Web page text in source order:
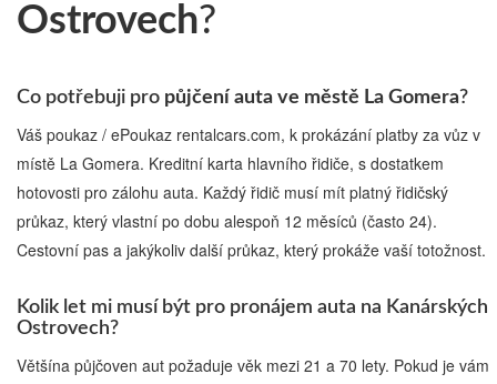
Ostrovech?
Co potřebuji pro půjčení auta ve městě La Gomera?
Váš poukaz / ePoukaz rentalcars.com, k prokázání platby za vůz v
místě La Gomera. Kreditní karta hlavního řidiče, s dostatkem
hotovosti pro zálohu auta. Každý řidič musí mít platný řidičský
průkaz, který vlastní po dobu alespoň 12 měsíců (často 24).
Cestovní pas a jakýkoliv další průkaz, který prokáže vaší totožnost.
Kolik let mi musí být pro pronájem auta na Kanárských
Ostrovech?
Většína půjčoven aut požaduje věk mezi 21 a 70 lety. Pokud je vám